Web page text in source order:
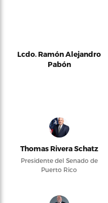
Lcdo. Ramón Alejandro
Pabón
Thomas Rivera Schatz
Presidente del Senado de
Puerto Rico